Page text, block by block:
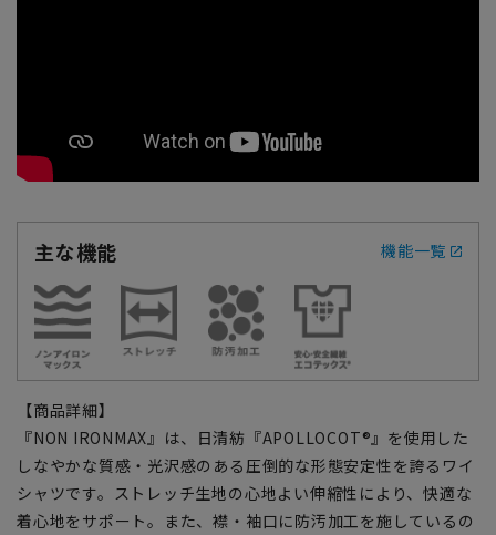
主な機能 機能一覧
【商品詳細】
『NON IRONMAX』は、日清紡『APOLLOCOT®』を使用した
しなやかな質感・光沢感のある圧倒的な形態安定性を誇るワイ
シャツです。ストレッチ生地の心地よい伸縮性により、快適な
着心地をサポート。また、襟・袖口に防汚加工を施しているの